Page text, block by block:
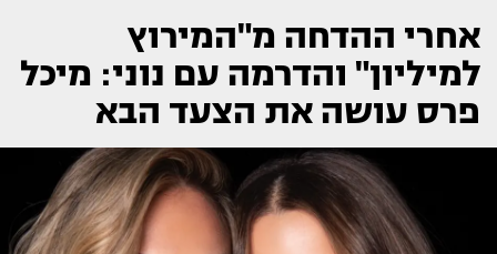
אחרי ההדחה מ"המירוץ
למיליון" והדרמה עם נוני: מיכל
פרס עושה את הצעד הבא